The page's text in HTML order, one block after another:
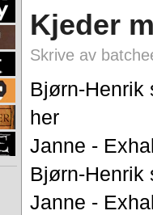
Kjeder
Skrive av
Bjørn-Henrik
her
Janne -
Bjørn-Henrik
Janne -